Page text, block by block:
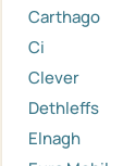
Carthago
Ci
Clever
Dethleffs
Elnagh